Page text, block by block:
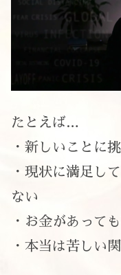
たとえば…
・新しいことに
・現状に満足し
ない
・お金があって
・本当は苦しい